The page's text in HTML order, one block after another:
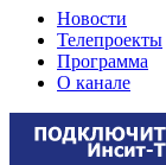
Новости
Телепроекты
Программа
О канале